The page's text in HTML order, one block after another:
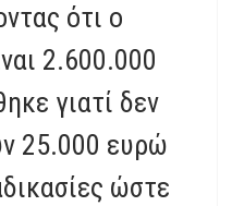
ότι ο
2.600.000
γιατί δεν
25.000 ευρώ
ώστε